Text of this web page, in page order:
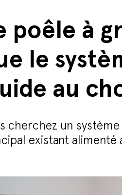
poêle à
le
au
cherchez un
existant alimenté